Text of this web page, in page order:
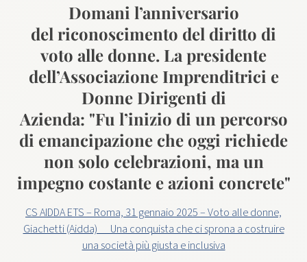
Domani l’anniversario
del riconoscimento del diritto di
voto alle donne. La presidente
dell’Associazione Imprenditrici e
Donne Dirigenti di
Azienda: "Fu l’inizio di un percorso
di emancipazione che oggi richiede
non solo celebrazioni, ma un
impegno costante e azioni concrete"
CS AIDDA ETS – Roma, 31 gennaio 2025 – Voto alle donne,
Giachetti (Aidda)_ _Una conquista che ci sprona a costruire
una società più giusta e inclusiva